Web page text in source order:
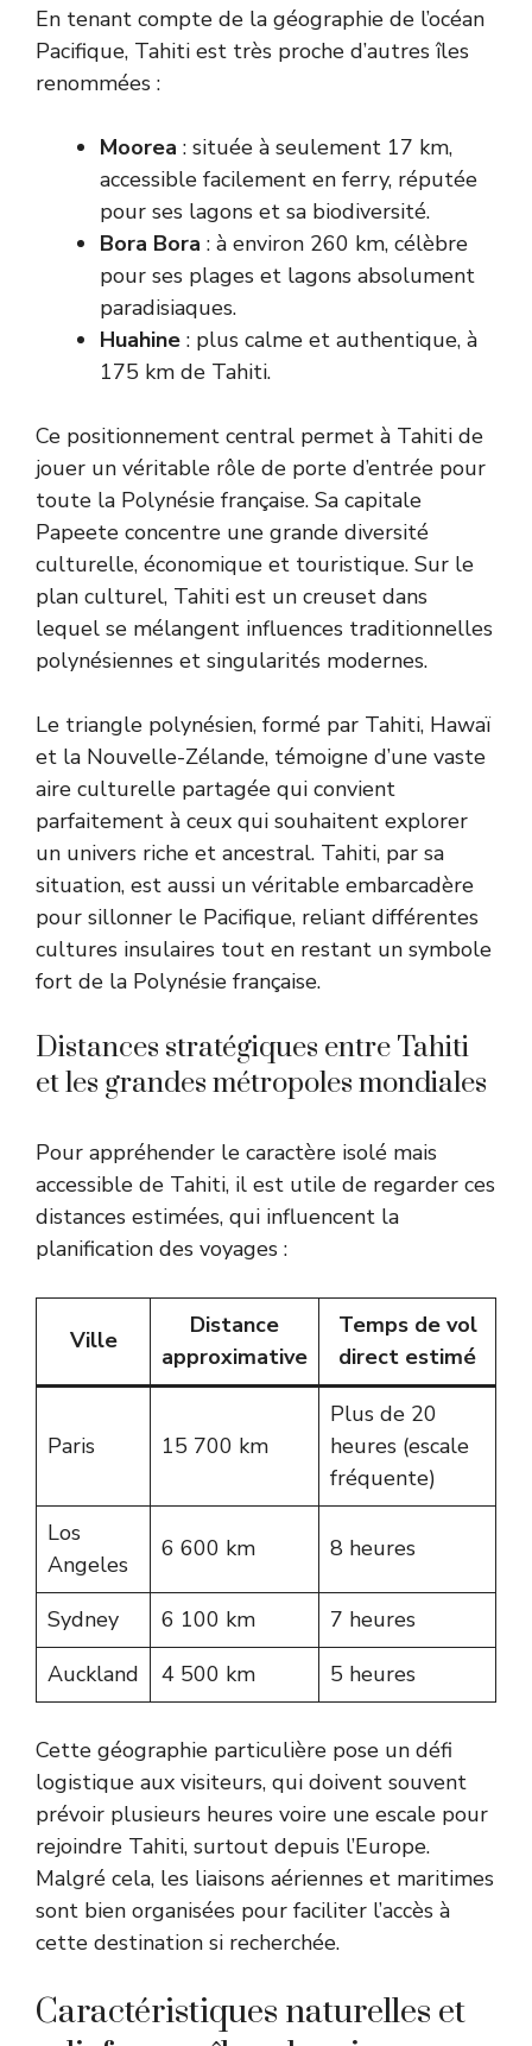
En tenant compte de la géographie de l’océan
Pacifique, Tahiti est très proche d’autres îles
renommées :
Moorea : située à seulement 17 km,
accessible facilement en ferry, réputée
pour ses lagons et sa biodiversité.
Bora Bora : à environ 260 km, célèbre
pour ses plages et lagons absolument
paradisiaques.
Huahine : plus calme et authentique, à
175 km de Tahiti.
Ce positionnement central permet à Tahiti de
jouer un véritable rôle de porte d’entrée pour
toute la Polynésie française. Sa capitale
Papeete concentre une grande diversité
culturelle, économique et touristique. Sur le
plan culturel, Tahiti est un creuset dans
lequel se mélangent influences traditionnelles
polynésiennes et singularités modernes.
Le triangle polynésien, formé par Tahiti, Hawaï
et la Nouvelle-Zélande, témoigne d’une vaste
aire culturelle partagée qui convient
parfaitement à ceux qui souhaitent explorer
un univers riche et ancestral. Tahiti, par sa
situation, est aussi un véritable embarcadère
pour sillonner le Pacifique, reliant différentes
cultures insulaires tout en restant un symbole
fort de la Polynésie française.
Distances stratégiques entre Tahiti
et les grandes métropoles mondiales
Pour appréhender le caractère isolé mais
accessible de Tahiti, il est utile de regarder ces
distances estimées, qui influencent la
planification des voyages :
Ville
Distance
approximative
Temps de vol
direct estimé
Paris 15 700 km
Plus de 20
heures (escale
fréquente)
Los
Angeles
6 600 km 8 heures
Sydney 6 100 km
7 heures
Auckland
4 500 km 5 heures
Cette géographie particulière pose un défi
logistique aux visiteurs, qui doivent souvent
prévoir plusieurs heures voire une escale pour
rejoindre Tahiti, surtout depuis l’Europe.
Malgré cela, les liaisons aériennes et maritimes
sont bien organisées pour faciliter l’accès à
cette destination si recherchée.
Caractéristiques naturelles et